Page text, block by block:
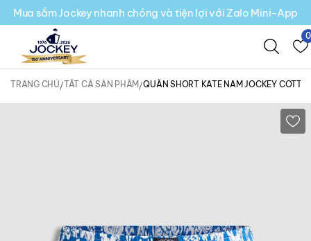
Mua sắm Jockey nhanh chóng và tiện lợi với Zalo Mini-App
0
TRANG CHỦ TẤT CẢ SẢN PHẨM QUẦN SHORT KATE NAM JOCKEY